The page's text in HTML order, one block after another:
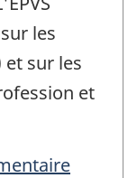
les
sur les
et